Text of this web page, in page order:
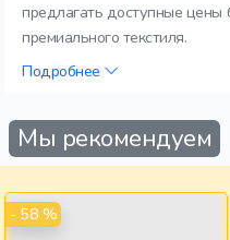
предлагать доступные цены
премиального текстиля.
Подробнее
Мы рекомендуем
- 58 %